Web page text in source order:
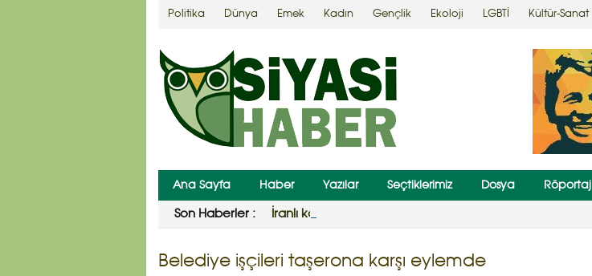
Politika Dünya Emek Kadın Gençlik Ekoloji LGBTİ Kültür-Sanat
Ana Sayfa Haber Yazılar Seçtiklerimiz Dosya Röportaj
Son Haberler : İranlı kaçakçıyı öldüren askerler yalancı tanıkla kurtuldu
Belediye işçileri taşerona karşı eylemde